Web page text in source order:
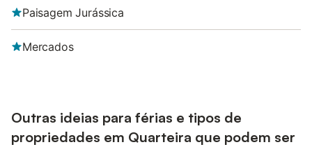
Paisagem Jurássica
Mercados
Outras ideias para férias e tipos de
propriedades em Quarteira que podem ser